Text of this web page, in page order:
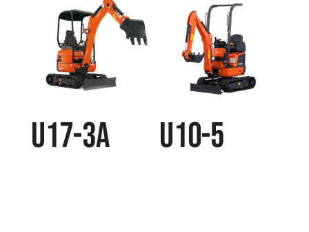
U17-3A U10-5